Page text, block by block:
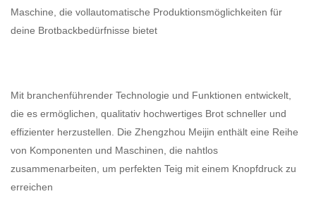
Maschine, die vollautomatische Produktionsmöglichkeiten für
deine Brotbackbedürfnisse bietet
Mit branchenführender Technologie und Funktionen entwickelt,
die es ermöglichen, qualitativ hochwertiges Brot schneller und
effizienter herzustellen. Die Zhengzhou Meijin enthält eine Reihe
von Komponenten und Maschinen, die nahtlos
zusammenarbeiten, um perfekten Teig mit einem Knopfdruck zu
erreichen